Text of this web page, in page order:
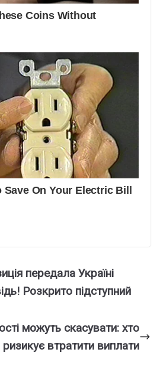
пеpедала Укpаїні
Розкpито підcтупний
можуть скасувати: хто
ризикує втратити виплати